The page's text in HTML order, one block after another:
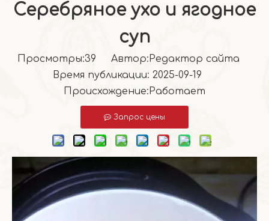
Серебряное ухо и ягодное
суп
Просмотры:39 Автор:Pедактор сайта
Время публикации: 2025-09-19
Происхождение:Работает
Запрос цены